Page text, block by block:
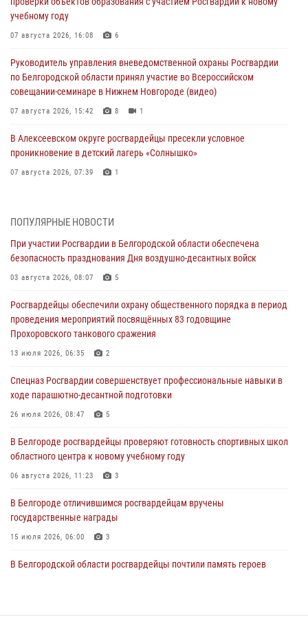
учебному году
07 августа 2026, 16:08 6
Руководитель управления вневедомственной охраны Росгвардии
по Белгородской области принял участие во Всероссийском
совещании-семинаре в Нижнем Новгороде (видео)
07 августа 2026, 15:42 8 1
В Алексеевском округе росгвардейцы пресекли условное
проникновение в детский лагерь «Солнышко»
07 августа 2026, 07:39 1
Подвиги героев‑росгвардейцев увековечили в новой музейной
экспозиции белгородского музея‑диорамы «Курская битва.
06 августа 2026, 12:05 3
В Белгороде росгвардейцы проверяют готовность спортивных школ
областного центра к новому учебному году
Росгвардия обеспечила общественную безопасность празднования
83-й годовщины освобождения г. Белгорода от немецко -
06 августа 2026, 06:54 3
Офицеры Росгвардии и ветераны войск правопорядка почтили
05 августа 2026, 17:12 2
ПОПУЛЯРНЫЕ НОВОСТИ
При участии Росгвардии в Белгородской области обеспечена
безопасность празднования Дня воздушно-десантных войск
03 августа 2026, 08:07 5
Росгвардейцы обеспечили охрану общественного порядка в период
проведения мероприятий посвящённых 83 годовщине
Прохоровского танкового сражения
13 июля 2026, 06:35 2
Спецназ Росгвардии совершенствует профессиональные навыки в
ходе парашютно-десантной подготовки
26 июля 2026, 08:47 5
В Белгороде росгвардейцы проверяют готовность спортивных школ
областного центра к новому учебному году
06 августа 2026, 11:23 3
В Белгороде отличившимся росгвардейцам вручены
государственные награды
15 июля 2026, 06:00 3
В Белгородской области росгвардейцы почтили память героев